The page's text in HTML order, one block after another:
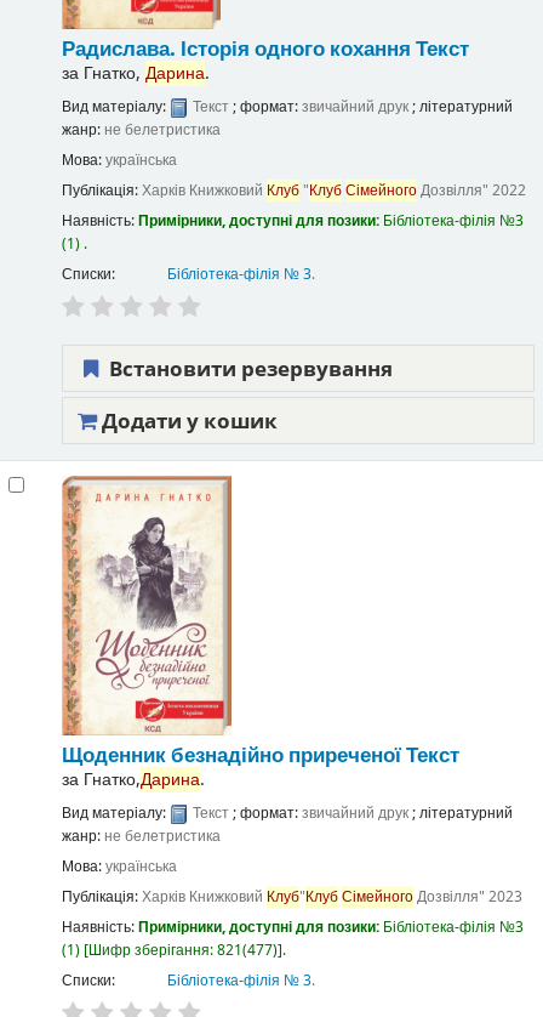
Радислава. Історія одного кохання Текст
за Гнатко, Дарина.
Вид матеріалу: Текст; формат:звичайний друк; літературний
жанр: не белетристика
Мова:українська
Публікація:Харків Книжковий Клуб"КлубСімейногоДозвілля" 2022
Наявність:Примірники, доступні для позики: Бібліотека-філія №3
(1) .
Списки:
Бібліотека-філія № 3.
Встановити резервування
Додати у кошик
Щоденник безнадійно приреченоїТекст
за Гнатко,Дарина.
Вид матеріалу: Текст; формат:звичайний друк; літературний
жанр:не белетристика
Мова:українська
Публікація:Харків Книжковий Клуб"КлубСімейногоДозвілля" 2023
Наявність:Примірники, доступні для позики: Бібліотека-філія №3
(1) Шифр зберігання:821(477) .
Списки:
Бібліотека-філія № 3.